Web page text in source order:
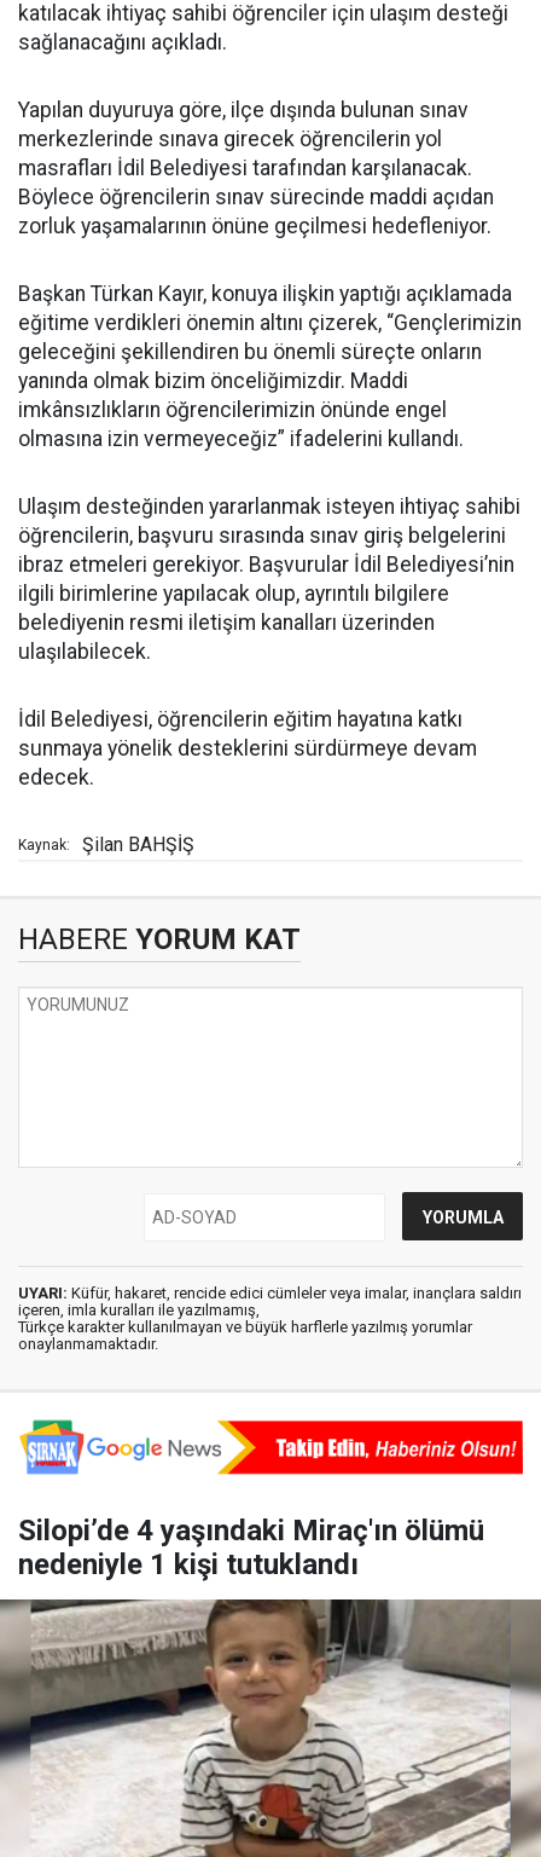
katılacak ihtiyaç sahibi öğrenciler için ulaşım desteği
sağlanacağını açıkladı.
Yapılan duyuruya göre, ilçe dışında bulunan sınav
merkezlerinde sınava girecek öğrencilerin yol
masrafları İdil Belediyesi tarafından karşılanacak.
Böylece öğrencilerin sınav sürecinde maddi açıdan
zorluk yaşamalarının önüne geçilmesi hedefleniyor.
Başkan Türkan Kayır, konuya ilişkin yaptığı açıklamada
eğitime verdikleri önemin altını çizerek, “Gençlerimizin
geleceğini şekillendiren bu önemli süreçte onların
yanında olmak bizim önceliğimizdir. Maddi
imkânsızlıkların öğrencilerimizin önünde engel
olmasına izin vermeyeceğiz” ifadelerini kullandı.
Ulaşım desteğinden yararlanmak isteyen ihtiyaç sahibi
öğrencilerin, başvuru sırasında sınav giriş belgelerini
ibraz etmeleri gerekiyor. Başvurular İdil Belediyesi’nin
ilgili birimlerine yapılacak olup, ayrıntılı bilgilere
belediyenin resmi iletişim kanalları üzerinden
ulaşılabilecek.
İdil Belediyesi, öğrencilerin eğitim hayatına katkı
sunmaya yönelik desteklerini sürdürmeye devam
edecek.
Kaynak: Şilan BAHŞİŞ
HABERE YORUM KAT
UYARI: Küfür, hakaret, rencide edici cümleler veya imalar, inançlara saldırı
içeren, imla kuralları ile yazılmamış,
Türkçe karakter kullanılmayan ve büyük harflerle yazılmış yorumlar
onaylanmamaktadır.
Silopi’de 4 yaşındaki Miraç'ın ölümü
nedeniyle 1 kişi tutuklandı